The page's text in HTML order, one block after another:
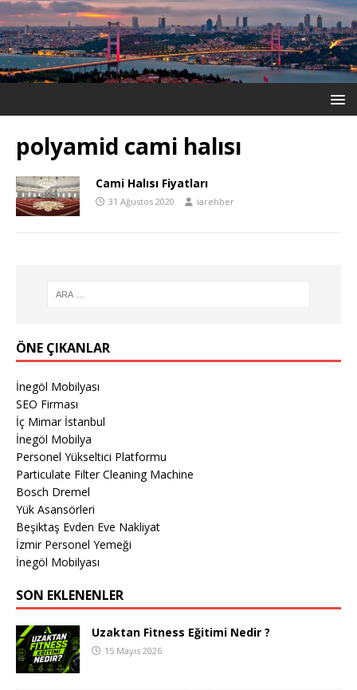
polyamid cami halısı
Cami Halısı Fiyatları
31 Ağustos 2020 iarehber
ÖNE ÇIKANLAR
İnegöl Mobilyası
SEO Firması
İç Mimar İstanbul
İnegöl Mobilya
Personel Yükseltici Platformu
Particulate Filter Cleaning Machine
Bosch Dremel
Yük Asansörleri
Beşiktaş Evden Eve Nakliyat
İzmir Personel Yemeği
İnegöl Mobilyası
SON EKLENENLER
Uzaktan Fitness Eğitimi Nedir ?
15 Mayıs 2026